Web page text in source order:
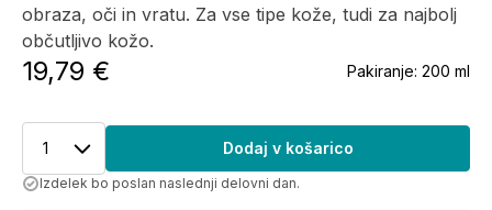
obraza, oči in vratu. Za vse tipe kože, tudi za najbolj
občutljivo kožo.
19,79 € Pakiranje: 200 ml
1 Dodaj v košarico
Izdelek bo poslan naslednji delovni dan.